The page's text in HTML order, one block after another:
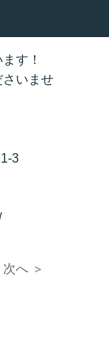
す！
さいませ
3
次へ ＞